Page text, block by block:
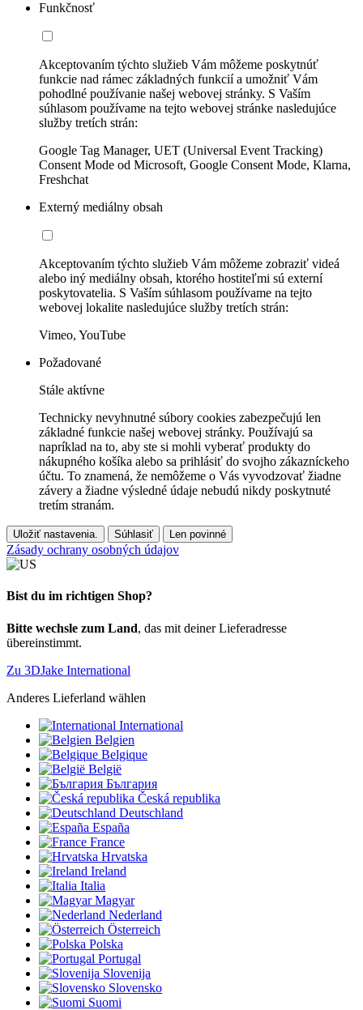
Funkčnosť
Akceptovaním týchto služieb Vám môžeme poskytnúť
funkcie nad rámec základných funkcií a umožniť Vám
pohodlné používanie našej webovej stránky. S Vaším
súhlasom používame na tejto webovej stránke nasledujúce
služby tretích strán:
Google Tag Manager, UET (Universal Event Tracking)
Consent Mode od Microsoft, Google Consent Mode, Klarna,
Freshchat
Externý mediálny obsah
Akceptovaním týchto služieb Vám môžeme zobraziť videá
alebo iný mediálny obsah, ktorého hostiteľmi sú externí
poskytovatelia. S Vaším súhlasom používame na tejto
webovej lokalite nasledujúce služby tretích strán:
Vimeo, YouTube
Požadované
Stále aktívne
Technicky nevyhnutné súbory cookies zabezpečujú len
základné funkcie našej webovej stránky. Používajú sa
napríklad na to, aby ste si mohli vyberať produkty do
nákupného košíka alebo sa prihlásiť do svojho zákazníckeho
účtu. To znamená, že nemôžeme o Vás vyvodzovať žiadne
závery a žiadne výsledné údaje nebudú nikdy poskytnuté
tretím stranám.
Uložiť nastavenia. Súhlasiť Len povinné
Zásady ochrany osobných údajov
Bist du im richtigen Shop?
Bitte wechsle zum Land, das mit deiner Lieferadresse
übereinstimmt.
Zu 3DJake International
Anderes Lieferland wählen
International
Belgien
Belgique
België
България
Česká republika
Deutschland
España
France
Hrvatska
Ireland
Italia
Magyar
Nederland
Österreich
Polska
Portugal
Slovenija
Slovensko
Suomi